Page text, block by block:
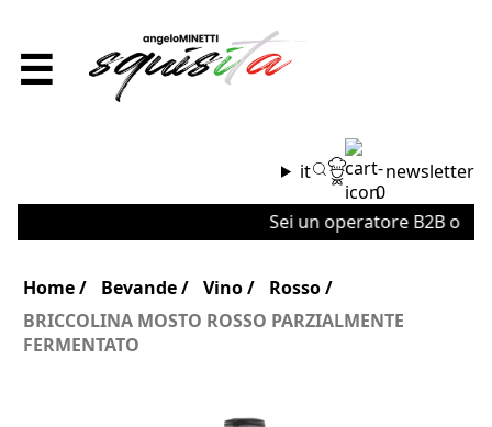
☰
it
0
newsletter
Sei un operatore B2B o
Home Bevande Vino
Rosso
BRICCOLINA MOSTO ROSSO PARZIALMENTE
FERMENTATO